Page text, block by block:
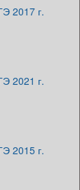
2017 г.
2021 г.
2015 г.